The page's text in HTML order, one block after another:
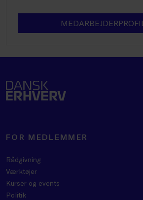
MEDARBEJDERPROFIL
FOR MEDLEMMER
Rådgivning
Værktøjer
Kurser og events
Politik